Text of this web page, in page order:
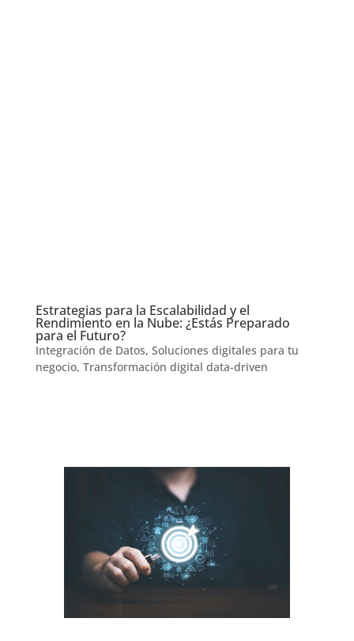
Estrategias para la Escalabilidad y el
Rendimiento en la Nube: ¿Estás Preparado
para el Futuro?
Integración de Datos, Soluciones digitales para tu
negocio, Transformación digital data-driven